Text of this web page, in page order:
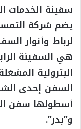
يضم شركة
لرباط وأنوار
هي السفينة
البترولية
السفن إحدى
أسطولها سفن
و”بدر”.